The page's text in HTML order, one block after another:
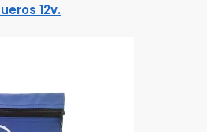
12v.